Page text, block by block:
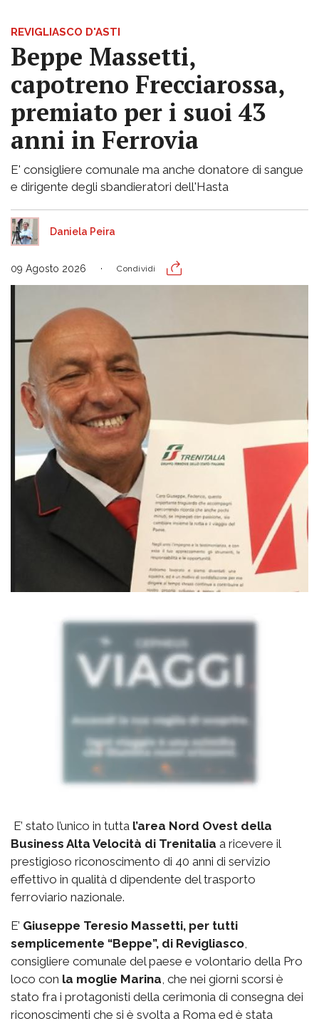
REVIGLIASCO D'ASTI
Beppe Massetti,
capotreno Frecciarossa,
premiato per i suoi 43
anni in Ferrovia
E' consigliere comunale ma anche donatore di sangue
e dirigente degli sbandieratori dell'Hasta
Daniela Peira
09 Agosto 2026 Condividi
E’ stato l’unico in tutta l’area Nord Ovest della
Business Alta Velocità di Trenitalia a ricevere il
prestigioso riconoscimento di 40 anni di servizio
effettivo in qualità d dipendente del trasporto
ferroviario nazionale.
E’ Giuseppe Teresio Massetti, per tutti
semplicemente “Beppe”, di Revigliasco
consigliere comunale del paese e volontario della Pro
loco con la moglie Marina , che nei giorni scorsi è
stato fra i protagonisti della cerimonia di consegna dei
riconoscimenti che si è svolta a Roma ed è stata